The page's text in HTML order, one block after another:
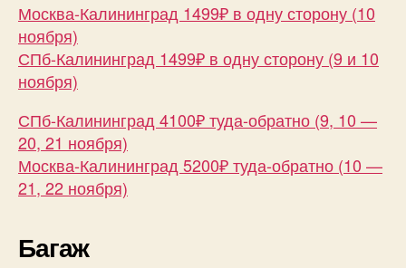
Москва-Калининград 1499₽ в одну сторону (10
ноября)
СПб-Калининград 1499₽ в одну сторону (9 и 10
ноября)
СПб-Калининград 4100₽ туда-обратно (9, 10 —
20, 21 ноября)
Москва-Калининград 5200₽ туда-обратно (10 —
21, 22 ноября)
Багаж